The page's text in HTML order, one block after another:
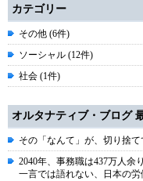
カテゴリー
その他 (6件)
ソーシャル (12件)
社会 (1件)
オルタナティブ・ブログ
その「なんて」が、切り捨
2040年、事務職は437万人余
一言では語れない、日本の